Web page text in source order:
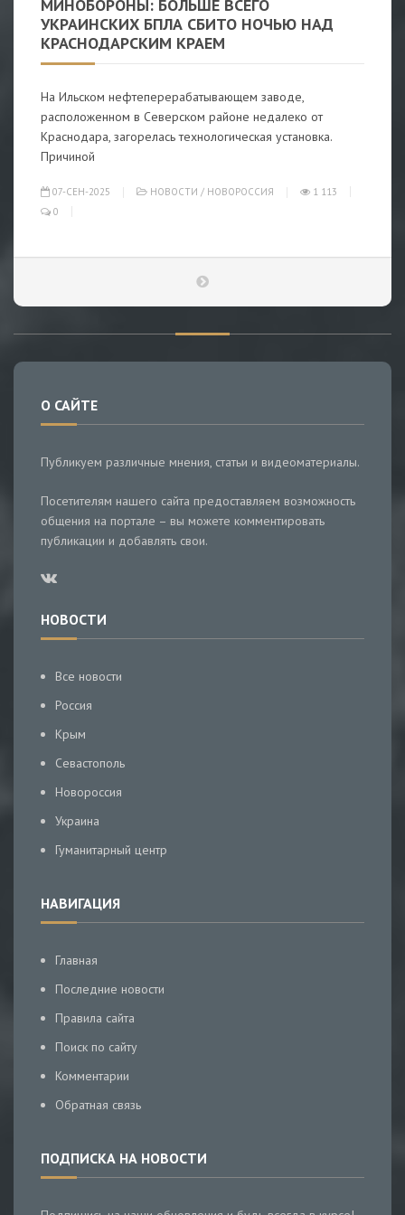
МИНОБОРОНЫ: БОЛЬШЕ ВСЕГО
УКРАИНСКИХ БПЛА СБИТО НОЧЬЮ НАД
КРАСНОДАРСКИМ КРАЕМ
На Ильском нефтеперерабатывающем заводе,
расположенном в Северском районе недалеко от
Краснодара, загорелась технологическая установка.
Причиной
07-СЕН-2025 НОВОСТИ / НОВОРОССИЯ
1 113
0
О САЙТЕ
Публикуем различные мнения, статьи и видеоматериалы.
Посетителям нашего сайта предоставляем возможность
общения на портале – вы можете комментировать
публикации и добавлять свои.
НОВОСТИ
Все новости
Россия
Крым
Севастополь
Новороссия
Украина
Гуманитарный центр
НАВИГАЦИЯ
Главная
Последние новости
Правила сайта
Поиск по сайту
Комментарии
Обратная связь
ПОДПИСКА НА НОВОСТИ